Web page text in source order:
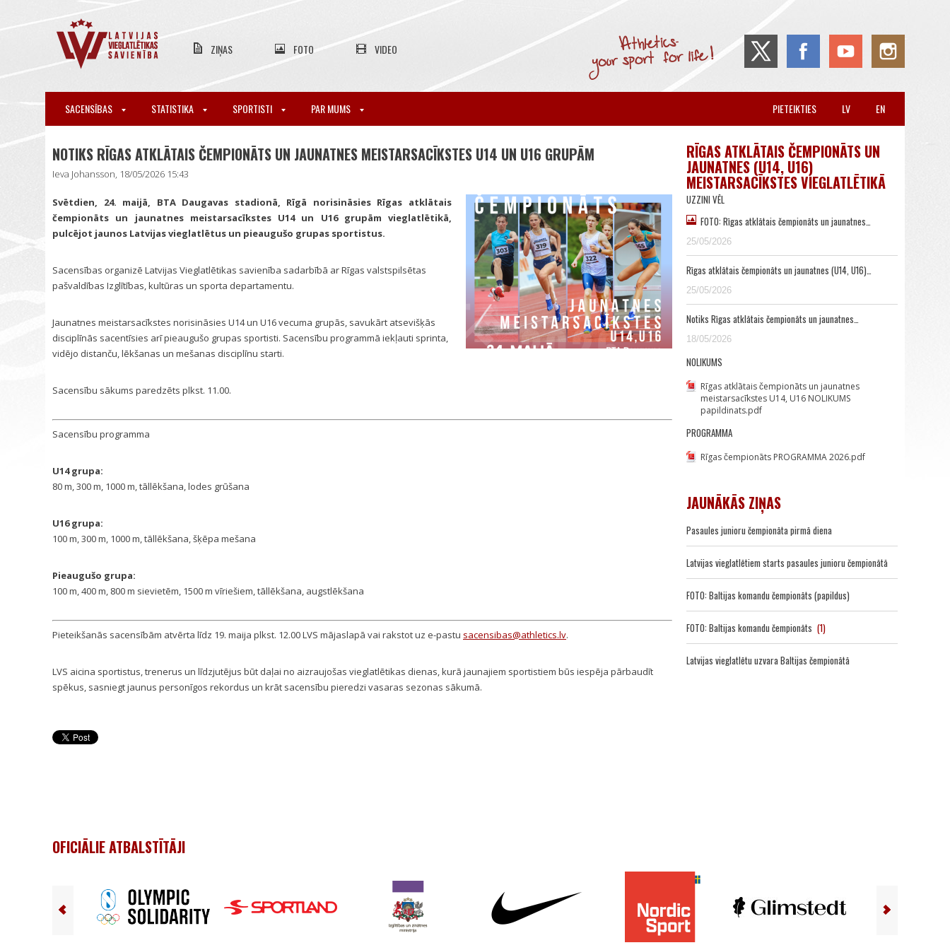
ZIŅAS FOTO VIDEO
SACENSĪBAS STATISTIKA SPORTISTI PAR MUMS EN
LV
PIETEIKTIES
NOTIKS RĪGAS ATKLĀTAIS ČEMPIONĀTS UN JAUNATNES MEISTARSACĪKSTES U14 UN U16 GRUPĀM
Ieva Johansson, 18/05/2026 15:43
Svētdien, 24. maijā, BTA Daugavas stadionā, Rīgā norisināsies Rīgas atklātais
čempionāts un jaunatnes meistarsacīkstes U14 un U16 grupām vieglatlētikā,
pulcējot jaunos Latvijas vieglatlētus un pieaugušo grupas sportistus.
Sacensības organizē Latvijas Vieglatlētikas savienība sadarbībā ar Rīgas valstspilsētas
pašvaldības Izglītības, kultūras un sporta departamentu.
Jaunatnes meistarsacīkstes norisināsies U14 un U16 vecuma grupās, savukārt atsevišķās
disciplīnās sacentīsies arī pieaugušo grupas sportisti. Sacensību programmā iekļauti sprinta,
vidējo distanču, lēkšanas un mešanas disciplīnu starti.
Sacensību sākums paredzēts plkst. 11.00.
Sacensību programma
U14 grupa:
80 m, 300 m, 1000 m, tāllēkšana, lodes grūšana
U16 grupa:
100 m, 300 m, 1000 m, tāllēkšana, šķēpa mešana
Pieaugušo grupa:
100 m, 400 m, 800 m sievietēm, 1500 m vīriešiem, tāllēkšana, augstlēkšana
Pieteikšanās sacensībām atvērta līdz 19. maija plkst. 12.00 LVS mājaslapā vai rakstot uz e-pastu sacensibas@athletics.lv.
LVS aicina sportistus, trenerus un līdzjutējus būt daļai no aizraujošas vieglatlētikas dienas, kurā jaunajiem sportistiem būs iespēja pārbaudīt
spēkus, sasniegt jaunus personīgos rekordus un krāt sacensību pieredzi vasaras sezonas sākumā.
RĪGAS ATKLĀTAIS ČEMPIONĀTS UN
JAUNATNES (U14, U16)
MEISTARSACĪKSTES VIEGLATLĒTIKĀ
UZZINI VĒL
FOTO: Rīgas atklātais čempionāts un jaunatnes…
25/05/2026
Rīgas atklātais čempionāts un jaunatnes (U14, U16)…
25/05/2026
Notiks Rīgas atklātais čempionāts un jaunatnes…
18/05/2026
NOLIKUMS
Rīgas atklātais čempionāts un jaunatnes
meistarsacīkstes U14, U16 NOLIKUMS
papildinats.pdf
PROGRAMMA
Rīgas čempionāts PROGRAMMA 2026.pdf
JAUNĀKĀS ZIŅAS
Pasaules junioru čempionāta pirmā diena
Latvijas vieglatlētiem starts pasaules junioru čempionātā
FOTO: Baltijas komandu čempionāts (papildus)
FOTO: Baltijas komandu čempionāts (1)
Latvijas vieglatlētu uzvara Baltijas čempionātā
OFICIĀLIE ATBALSTĪTĀJI